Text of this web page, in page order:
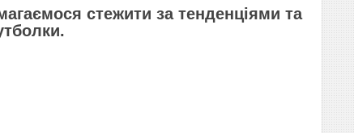
стежити за тенденціями та